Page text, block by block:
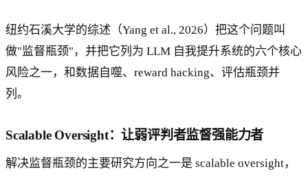
纽约石溪大学的综述（Yang et al., 2026）把这个问题叫
做"监督瓶颈"，并把它列为 LLM 自我提升系统的六个核心
风险之一，和数据自噬、reward hacking、评估瓶颈并
列。
Scalable Oversight：让弱评判者监督强能力者
解决监督瓶颈的主要研究方向之一是 scalable oversight，